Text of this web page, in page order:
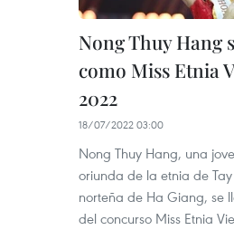
Nong Thuy Hang
como Miss Etnia
2022
18/07/2022 03:00
Nong Thuy Hang, una
oriunda de la etnia de
norteña de Ha Giang, se
del concurso Miss Etnia